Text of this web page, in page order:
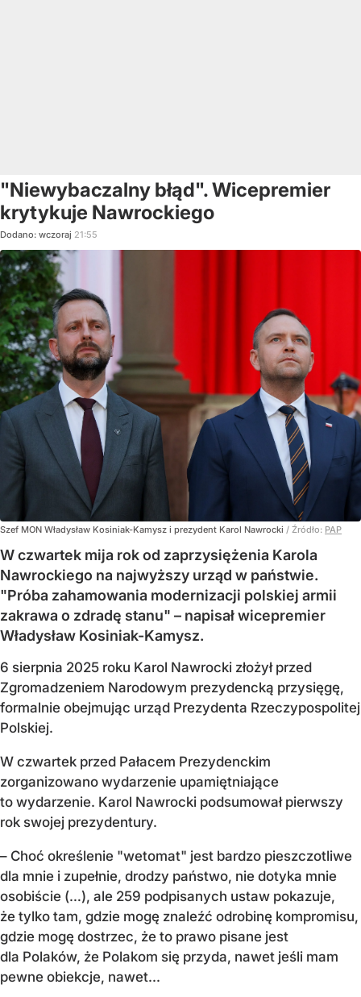
"Niewybaczalny błąd". Wicepremier
krytykuje Nawrockiego
Dodano: wczoraj 21:55
Szef MON Władysław Kosiniak-Kamysz i prezydent Karol Nawrocki / Źródło: PAP
W czwartek mija rok od zaprzysiężenia Karola
Nawrockiego na najwyższy urząd w państwie.
"Próba zahamowania modernizacji polskiej armii
zakrawa o zdradę stanu" – napisał wicepremier
Władysław Kosiniak-Kamysz.
6 sierpnia 2025 roku Karol Nawrocki złożył przed
Zgromadzeniem Narodowym prezydencką przysięgę,
formalnie obejmując urząd Prezydenta Rzeczypospolitej
Polskiej.
W czwartek przed Pałacem Prezydenckim
zorganizowano wydarzenie upamiętniające
to wydarzenie. Karol Nawrocki podsumował pierwszy
rok swojej prezydentury.
– Choć określenie "wetomat" jest bardzo pieszczotliwe
dla mnie i zupełnie, drodzy państwo, nie dotyka mnie
osobiście (…), ale 259 podpisanych ustaw pokazuje,
że tylko tam, gdzie mogę znaleźć odrobinę kompromisu,
gdzie mogę dostrzec, że to prawo pisane jest
dla Polaków, że Polakom się przyda, nawet jeśli mam
pewne obiekcje, nawet...